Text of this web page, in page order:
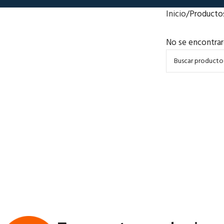
Inicio
No se